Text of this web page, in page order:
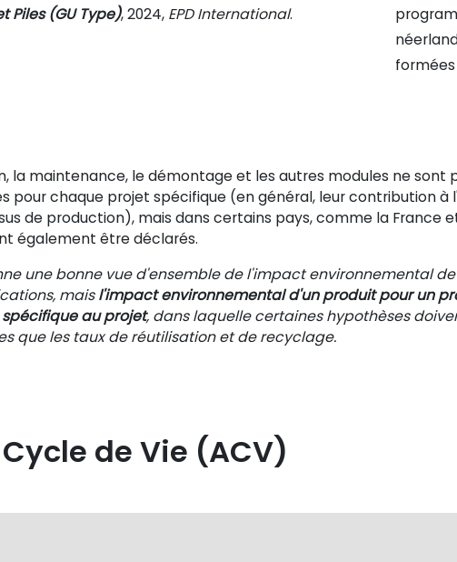
Piles (GU Type), 2024, EPD International.
la maintenance, le démontage et les autres modules ne sont
pour chaque projet spécifique (en général, leur contribution
de production), mais dans certains pays, comme la France
également être déclarés.
une bonne vue d'ensemble de l'impact environnemental
maisl'impact environnemental d'un produit pour un
au projet, dans laquelle certaines hypothèses
que les taux de réutilisation et de recyclage.
de Vie (ACV)